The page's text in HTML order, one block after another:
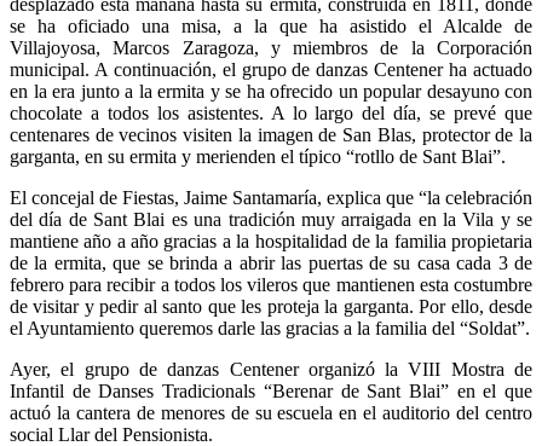
se ha oficiado una misa, a la que ha asistido el Alcalde de
Villajoyosa, Marcos Zaragoza, y miembros de la Corporación
municipal. A continuación, el grupo de danzas Centener ha actuado
en la era junto a la ermita y se ha ofrecido un popular desayuno con
chocolate a todos los asistentes. A lo largo del día, se prevé que
centenares de vecinos visiten la imagen de San Blas, protector de la
garganta, en su ermita y merienden el típico “rotllo de Sant Blai”.
El concejal de Fiestas, Jaime Santamaría, explica que “la celebración
del día de Sant Blai es una tradición muy arraigada en la Vila y se
mantiene año a año gracias a la hospitalidad de la familia propietaria
de la ermita, que se brinda a abrir las puertas de su casa cada 3 de
febrero para recibir a todos los vileros que mantienen esta costumbre
de visitar y pedir al santo que les proteja la garganta. Por ello, desde
el Ayuntamiento queremos darle las gracias a la familia del “Soldat”.
Ayer, el grupo de danzas Centener organizó la VIII Mostra de
Infantil de Danses Tradicionals “Berenar de Sant Blai” en el que
actuó la cantera de menores de su escuela en el auditorio del centro
social Llar del Pensionista.